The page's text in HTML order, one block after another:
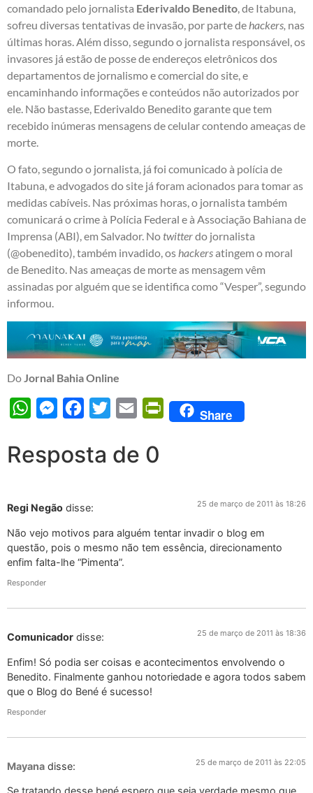
comandado pelo jornalista Ederivaldo Benedito , de Itabuna,
sofreu diversas tentativas de invasão, por parte de hackers, nas
últimas horas. Além disso, segundo o jornalista responsável, os
invasores já estão de posse de endereços eletrônicos dos
departamentos de jornalismo e comercial do site, e
encaminhando informações e conteúdos não autorizados por
ele. Não bastasse, Ederivaldo Benedito garante que tem
recebido inúmeras mensagens de celular contendo ameaças de
morte.
O fato, segundo o jornalista, já foi comunicado à polícia de
Itabuna, e advogados do site já foram acionados para tomar as
medidas cabíveis. Nas próximas horas, o jornalista também
comunicará o crime à Polícia Federal e à Associação Bahiana de
Imprensa (ABI), em Salvador. No twitterdo jornalista
(@obenedito), também invadido, oshackersatingem o moral
de Benedito. Nas ameaças de morte as mensagem vêm
assinadas por alguém que se identifica como “Vesper”, segundo
informou.
DoJornal Bahia Online
WhatsAppMessengerFacebook
Twitter Email PrintFriendly
Share
Resposta de 0
Regi Negão disse: 25 de março de 2011 às 18:26
Não vejo motivos para alguém tentar invadir o blog em
questão, pois o mesmo não tem essência, direcionamento
enfim falta-lhe “Pimenta”.
Responder
Comunicador disse: 25 de março de 2011 às 18:36
Enfim! Só podia ser coisas e acontecimentos envolvendo o
Benedito. Finalmente ganhou notoriedade e agora todos sabem
que o Blog do Bené é sucesso!
Responder
Mayana disse: 25 de março de 2011 às 22:05